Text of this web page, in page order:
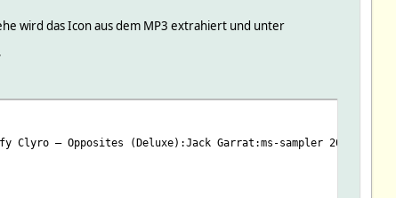
wird das Icon aus dem MP3 extrahiert und unter
Clyro – Opposites (Deluxe):Jack Garrat:ms-sampler